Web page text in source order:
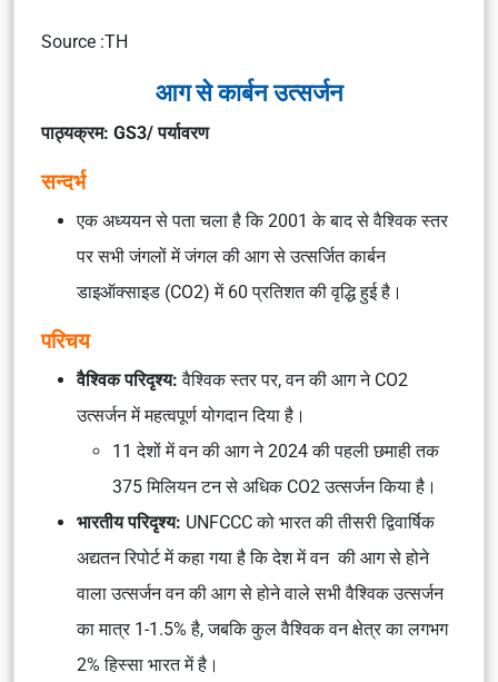
Source :TH
आग से कार्बन उत्सर्जन
पाठ्यक्रम: GS3/ पर्यावरण
सन्दर्भ
एक अध्ययन से पता चला है कि 2001 के बाद से वैश्विक स्तर
पर सभी जंगलों में जंगल की आग से उत्सर्जित कार्बन
डाइऑक्साइड (CO2) में 60 प्रतिशत की वृद्धि हुई है।
परिचय
वैश्विक परिदृश्य:वैश्विक स्तर पर, वन की आग ने CO2
उत्सर्जन में महत्वपूर्ण योगदान दिया है।
11 देशों में वन की आग ने 2024 की पहली छमाही तक
375 मिलियन टन से अधिक CO2 उत्सर्जन किया है।
भारतीय परिदृश्य: UNFCCC को भारत की तीसरी द्विवार्षिक
अद्यतन रिपोर्ट में कहा गया है कि देश में वन की आग से होने
वाला उत्सर्जन वन की आग से होने वाले सभी वैश्विक उत्सर्जन
का मात्र 1-1.5% है, जबकि कुल वैश्विक वन क्षेत्र का लगभग
2% हिस्सा भारत में है।